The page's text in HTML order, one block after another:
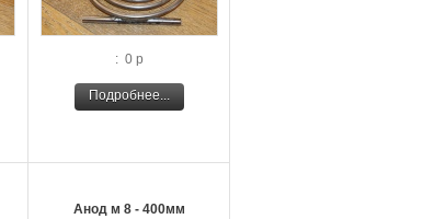
: 0 р
Подробнее...
Анод м 8 - 400мм